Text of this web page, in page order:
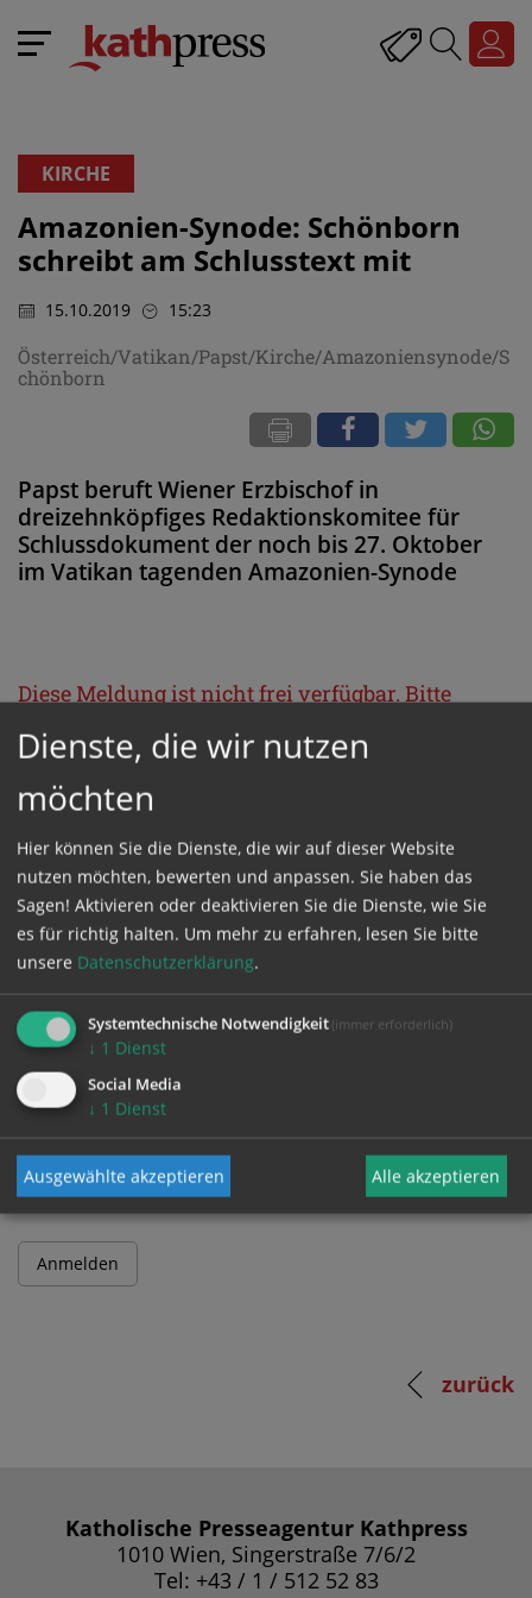
KIRCHE
Amazonien-Synode: Schönborn
schreibt am Schlusstext mit
15.10.2019 15:23
Österreich/Vatikan/Papst/Kirche/Amazoniensynode/S
chönborn
Papst beruft Wiener Erzbischof in
dreizehnköpfiges Redaktionskomitee für
Schlussdokument der noch bis 27. Oktober
im Vatikan tagenden Amazonien-Synode
Diese Meldung ist nicht frei verfügbar. Bitte
loggen Sie sich ein, oder bestellen Sie das
ProduktKathpress_online.
GESCHÜTZTER BEREICH
Bitte melden Sie sich mit Ihrem Benutzernamen
und Passwort an.
Benutzername
zurück
Katholische Presseagentur Kathpress
1010 Wien, Singerstraße 7/6/2
Tel: +43 / 1 / 512 52 83
Dienste, die wir nutzen
möchten
Hier können Sie die Dienste, die wir auf dieser Website
nutzen möchten, bewerten und anpassen. Sie haben das
Sagen! Aktivieren oder deaktivieren Sie die Dienste, wie Sie
es für richtig halten. Um mehr zu erfahren, lesen Sie bitte
unsere Datenschutzerklärung.
Systemtechnische Notwendigkeit (immer erforderlich)
↓ 1 Dienst
Social Media
↓ 1 Dienst
Ausgewählte akzeptieren Alle akzeptieren